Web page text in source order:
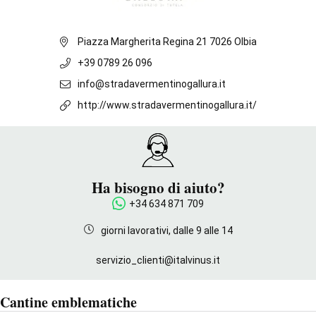
Piazza Margherita Regina 21 7026 Olbia
+39 0789 26 096
info@stradavermentinogallura.it
http://www.stradavermentinogallura.it/
Ha bisogno di aiuto?
+34 634 871 709
giorni lavorativi, dalle 9 alle 14
servizio_clienti@italvinus.it
Cantine emblematiche